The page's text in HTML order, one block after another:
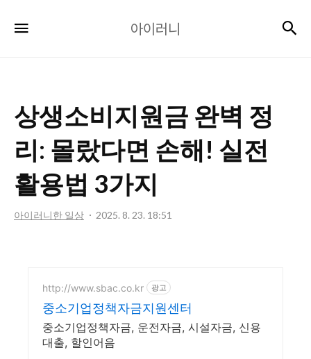
이
아이러니
상생소비지원금 완벽 정
리: 몰랐다면 손해! 실전
활용법 3가지
아이러니한 일상 2025. 8. 23. 18:51
http://www.sbac.co.kr 광고
중소기업정책자금지원센터
중소기업정책자금, 운전자금, 시설자금, 신용
대출, 할인어음